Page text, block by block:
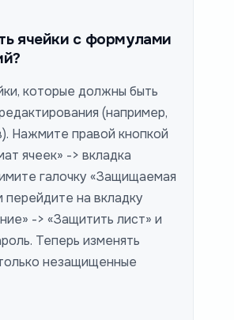
ячейки с формулами
которые должны быть
(например,
Нажмите правой кнопкой
ячеек» -> вкладка
галочку «Защищаемая
перейдите на вкладку
-> «Защитить лист» и
Теперь изменять
незащищенные